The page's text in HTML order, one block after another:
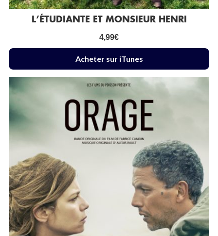
L’ÉTUDIANTE ET MONSIEUR HENRI
4,99€
Acheter sur iTunes